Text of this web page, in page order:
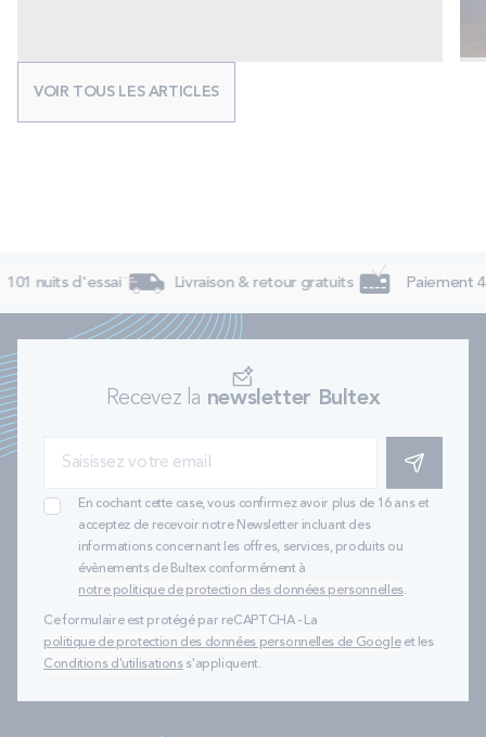
VOIR TOUS LES ARTICLES
101 nuits d'essai Livraison & retour gratuits Paiement
Recevez la newsletter Bultex
S'INSCRIRE
En cochant cette case, vous confirmez avoir plus de 16 ans et
acceptez de recevoir notre Newsletter incluant des
informations concernant les offres, services, produits ou
évènements de Bultex conformément à
notre politique de protection des données personnelles.
Ce formulaire est protégé par reCAPTCHA - La
politique de protection des données personnelles de Googleet les
Conditions d'utilisationss'appliquent.